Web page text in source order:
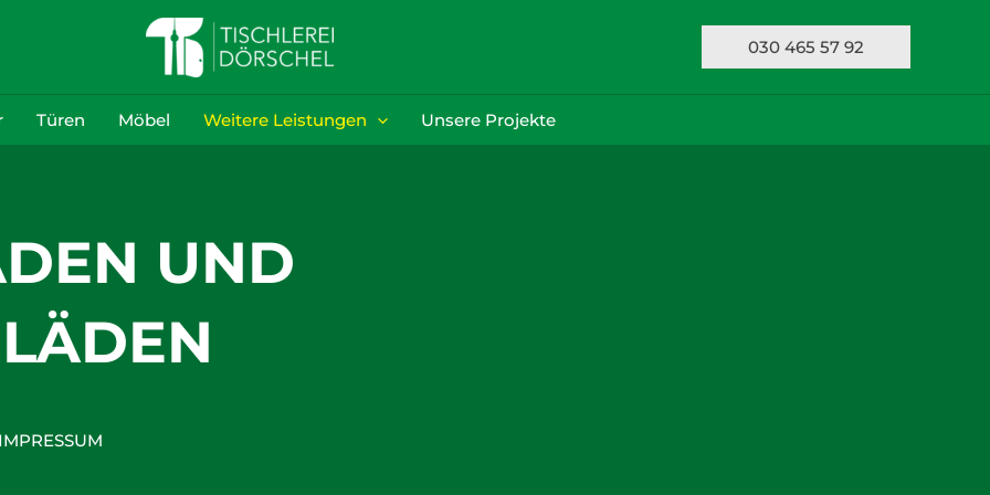
030 465 57 92
Türen Möbel Weitere Leistungen Unsere Projekte
UND
IMPRESSUM